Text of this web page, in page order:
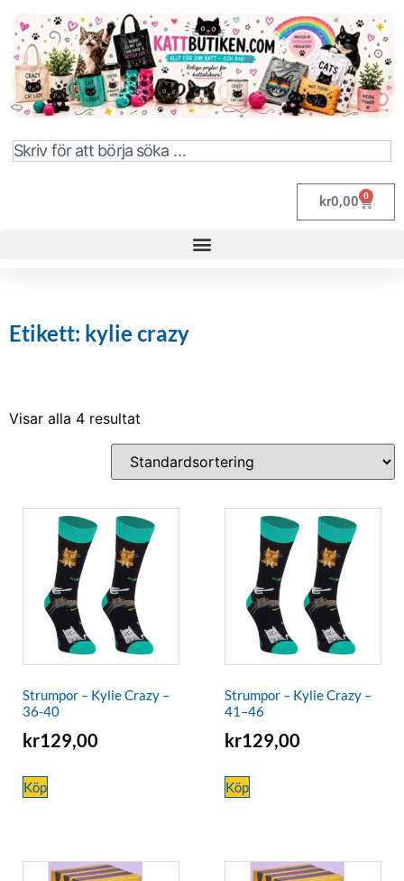
kr0,00 0
Etikett: kylie crazy
Visar alla 4 resultat
Strumpor – Kylie Crazy –
36-40
kr129,00
Köp
Strumpor – Kylie Crazy –
41–46
kr129,00
Köp